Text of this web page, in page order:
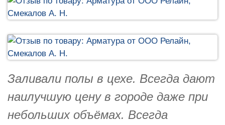
Заливали полы в цехе. Всегда дают
наилучшую цену в городе даже при
небольших объёмах. Всегда